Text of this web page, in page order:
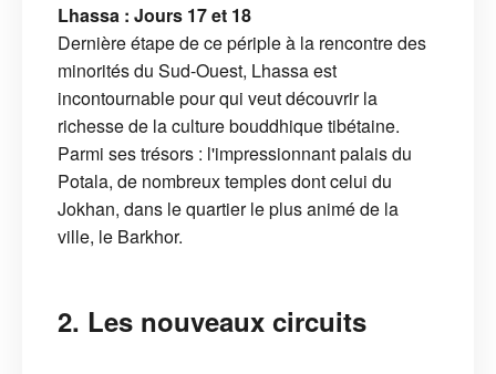
Lhassa : Jours 17 et 18
Dernière étape de ce périple à la rencontre des
minorités du Sud-Ouest, Lhassa est
incontournable pour qui veut découvrir la
richesse de la culture bouddhique tibétaine.
Parmi ses trésors : l'impressionnant palais du
Potala, de nombreux temples dont celui du
Jokhan, dans le quartier le plus animé de la
ville, le Barkhor.
2. Les nouveaux circuits